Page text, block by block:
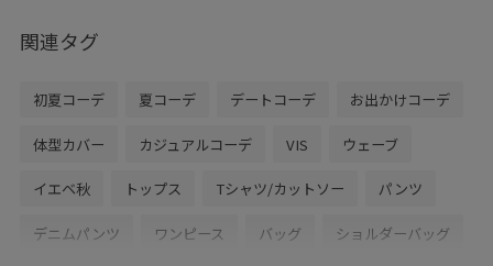
関連タグ
初夏コーデ 夏コーデ デートコーデ お出かけコーデ
体型カバー カジュアルコーデ VIS ウェーブ
イエベ秋 トップス Tシャツ/カットソー パンツ
デニムパンツ ワンピース バッグ ショルダーバッグ